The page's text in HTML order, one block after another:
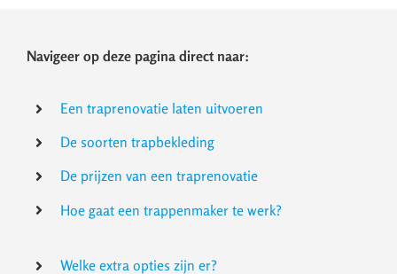
Navigeer op deze pagina direct naar:
Een traprenovatie laten uitvoeren
De soorten trapbekleding
De prijzen van een traprenovatie
Hoe gaat een trappenmaker te werk?
Welke extra opties zijn er?